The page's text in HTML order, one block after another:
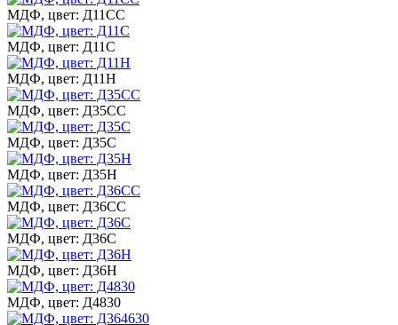
МДФ, цвет: Д11СС
МДФ, цвет: Д11С
МДФ, цвет: Д11Н
МДФ, цвет: Д35СС
МДФ, цвет: Д35С
МДФ, цвет: Д35Н
МДФ, цвет: Д36СС
МДФ, цвет: Д36С
МДФ, цвет: Д36Н
МДФ, цвет: Д4830